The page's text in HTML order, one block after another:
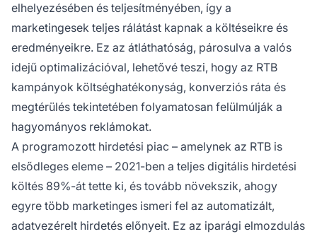
elhelyezésében és teljesítményében, így a
marketingesek teljes rálátást kapnak a költéseikre és
eredményeikre. Ez az átláthatóság, párosulva a valós
idejű optimalizációval, lehetővé teszi, hogy az RTB
kampányok költséghatékonyság, konverziós ráta és
megtérülés tekintetében folyamatosan felülmúlják a
hagyományos reklámokat.
A programozott hirdetési piac – amelynek az RTB is
elsődleges eleme – 2021-ben a teljes digitális hirdetési
költés 89%-át tette ki, és tovább növekszik, ahogy
egyre több marketinges ismeri fel az automatizált,
adatvezérelt hirdetés előnyeit. Ez az iparági elmozdulás